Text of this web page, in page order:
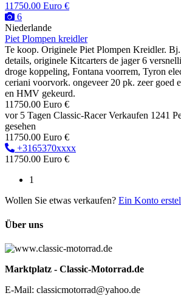
11750.00 Euro €
6
Niederlande
Piet Plompen kreidler
Te koop. Originele Piet Plompen Kreidler.
details, originele Kitcarters de jager 6
droge koppeling, Fontana voorrem, Tyron
ceriani voorvork. ongeveer 20 pk. zeer goed
en HMV gekeurd.
11750.00 Euro €
vor 5 Tagen Classic-Racer Verkaufen 1241
gesehen
11750.00 Euro €
+3165370xxxx
11750.00 Euro €
1
Wollen Sie etwas verkaufen? Ein Konto
Über uns
Marktplatz - Classic-Motorrad.de
E-Mail: classicmotorrad@yahoo.de